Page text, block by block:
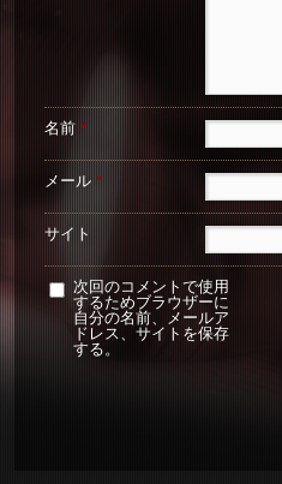
名前 *
メール *
サイト
次回のコメントで使用
するためブラウザーに
自分の名前、メールア
ドレス、サイトを保存
する。